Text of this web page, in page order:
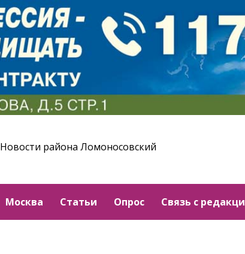
Новости района Ломоносовский
Москва Статьи Опрос Связь с